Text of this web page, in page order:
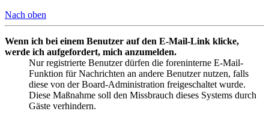
Nach oben
Wenn ich bei einem Benutzer auf den E-Mail-Link klicke,
werde ich aufgefordert, mich anzumelden.
Nur registrierte Benutzer dürfen die foreninterne E-Mail-
Funktion für Nachrichten an andere Benutzer nutzen, falls
diese von der Board-Administration freigeschaltet wurde.
Diese Maßnahme soll den Missbrauch dieses Systems durch
Gäste verhindern.